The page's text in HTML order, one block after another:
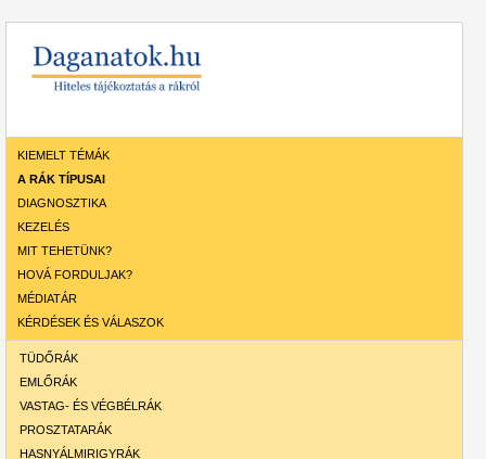
KIEMELT TÉMÁK
A RÁK TÍPUSAI
DIAGNOSZTIKA
KEZELÉS
MIT TEHETÜNK?
HOVÁ FORDULJAK?
MÉDIATÁR
KÉRDÉSEK ÉS VÁLASZOK
TÜDŐRÁK
EMLŐRÁK
VASTAG- ÉS VÉGBÉLRÁK
PROSZTATARÁK
HASNYÁLMIRIGYRÁK